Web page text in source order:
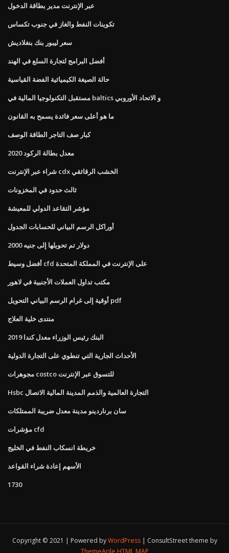
عبر الإنترنت مدير بطاقة الدخول
تكوينات النفط والغاز في جنوب تكساس
سعر ليبور بنك بنغلاديش
أفضل البرامج لتجارة السلع في الهند
حالة الصيغة الكيميائية الفضة القياسية
مستقبل التكنولوجيا المالية في baltics و الاتحاد الأوروبي
ما هو أعلى سعر فائدة يسمح به القانون
كبار صف التاجر الطاقة الوصف
2020 معدل بطالة الركود
شراء عبر الإنترنت cdx الخشب الرقائقي
ثالث حدود في المخزونات
مؤشر التقاعد الدولي للمعيشة
أوراكل الرسم البياني للحسابات الجدول
2000 دولار تم تحويلها إلى جنيه
أفضل وسيط cfd على الإنترنت في المملكة المتحدة
مكتب تداول العملات الأجنبية في لاهور
أوقية إلى غرام الرسم البياني التحويل pdf
منتدى خلية العلاج
البنك رئيس الوزراء معدل كندا 2019
الأحداث الجارية التي تنطوي على التجارة الدولية
مجوهرات costco للتسوق عبر الإنترنت
Hsbc التجارة العالمية والذمم المدينة المالية الاتصال
سان برناردينو مدينة معدل ضريبة الممتلكات
مؤشرات cfd
خريطة انسكاب النفط في الخليج
الأسهم إعادة شراء القواعد
1730
Copyright © 2021 | Powered byWordPress
ConsultStreet theme by